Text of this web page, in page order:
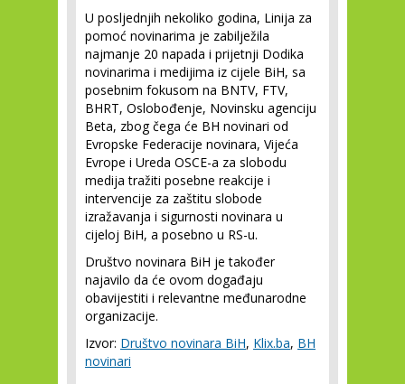
U posljednjih nekoliko godina, Linija za
pomoć novinarima je zabilježila
najmanje 20 napada i prijetnji Dodika
novinarima i medijima iz cijele BiH, sa
posebnim fokusom na BNTV, FTV,
BHRT, Oslobođenje, Novinsku agenciju
Beta, zbog čega će BH novinari od
Evropske Federacije novinara, Vijeća
Evrope i Ureda OSCE-a za slobodu
medija tražiti posebne reakcije i
intervencije za zaštitu slobode
izražavanja i sigurnosti novinara u
cijeloj BiH, a posebno u RS-u.
Društvo novinara BiH je također
najavilo da će ovom događaju
obavijestiti i relevantne međunarodne
organizacije.
Izvor: Društvo novinara BiH, Klix.ba, BH
novinari